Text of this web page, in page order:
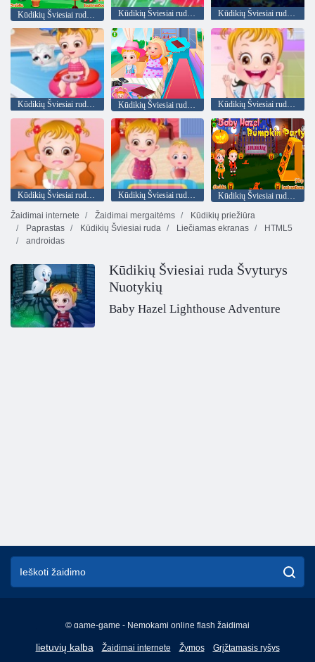
Kūdikių Šviesiai ruda Pirmas Lietus Kūdikių Šviesiai ruda: Afrikos safari
Kūdikių Šviesiai ruda Vasaros Pramogos Kūdikių Šviesiai ruda močiutė Namas Kūdikių Šviesiai ruda mokykla Higiena
Kūdikių Šviesiai ruda Rankų Lūžis Kūdikių Šviesiai ruda. Padėkos Pramogos
Kūdikių Šviesiai ruda Moliūgų Šalis
Žaidimai internete
Žaidimai mergaitėms
Kūdikių priežiūra
Paprastas
Kūdikių Šviesiai ruda Liečiamas ekranas
HTML5
androidas
Kūdikių Šviesiai ruda Švyturys
Nuotykių
Baby Hazel Lighthouse Adventure
© game-game - Nemokami online flash žaidimai
lietuvių kalba
English
Žaidimai internete Žymos Grįžtamasis ryšys